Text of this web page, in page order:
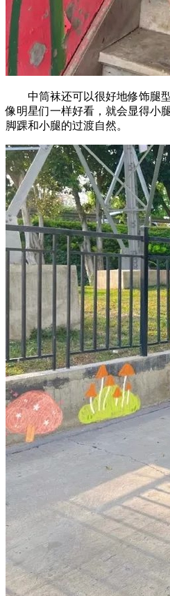
中筒袜还可以很好地修饰腿型
像明星们一样好看，就会显得小
脚踝和小腿的过渡自然。